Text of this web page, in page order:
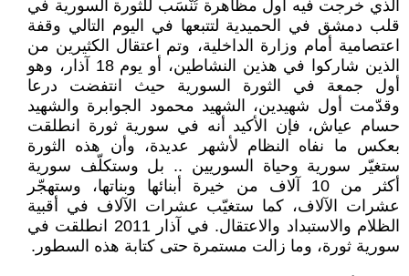
الذي خرجت فيه أول مظاهرة تُنْسَب للثورة السورية في
قلب دمشق في الحميدية لتتبعها في اليوم التالي وقفة
اعتصامية أمام وزارة الداخلية، وتم اعتقال الكثيرين من
الذين شاركوا في هذين النشاطين، أو يوم 18 آذار، وهو
أول جمعة في الثورة السورية حيث انتفضت درعا
وقدّمت أول شهيدين، الشهيد محمود الجوابرة والشهيد
حسام عياش، فإن الأكيد أنه في سورية ثورة انطلقت
بعكس ما نفاه النظام لأشهر عديدة، وأن هذه الثورة
ستغيّر سورية وحياة السوريين .. بل وستكلّف سورية
أكثر من 10 آلاف من خيرة أبنائها وبناتها، وستهجّر
عشرات الآلاف، كما ستغيّب عشرات الآلاف في أقبية
الظلام والاستبداد والاعتقال. في آذار 2011 انطلقت في
سورية ثورة، وما زالت مستمرة حتى كتابة هذه السطور.